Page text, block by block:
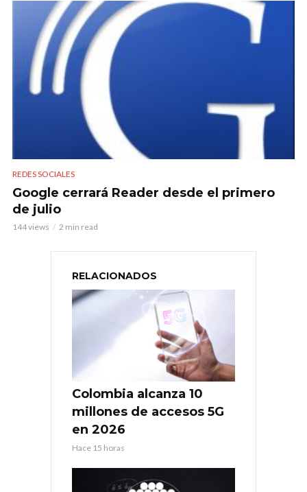
REDES SOCIALES
Google cerrará Reader desde el primero
de julio
144 views 2 min read
RELACIONADOS
Colombia alcanza 10
millones de accesos 5G
en 2026
Hace 15 horas